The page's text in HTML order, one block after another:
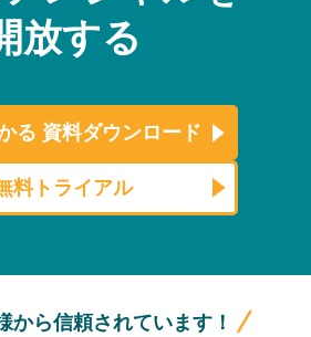
放する
る 資料ダウンロード
料トライアル
から信頼されています！